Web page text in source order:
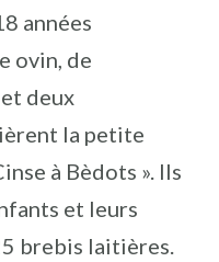
années
ovin, de
deux
la petite
à Bèdots ». Ils
et leurs
brebis laitières.